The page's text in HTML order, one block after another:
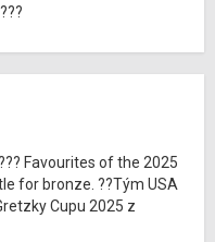
Favourites of the 2025
for bronze. ??Tým USA
Cupu 2025 z